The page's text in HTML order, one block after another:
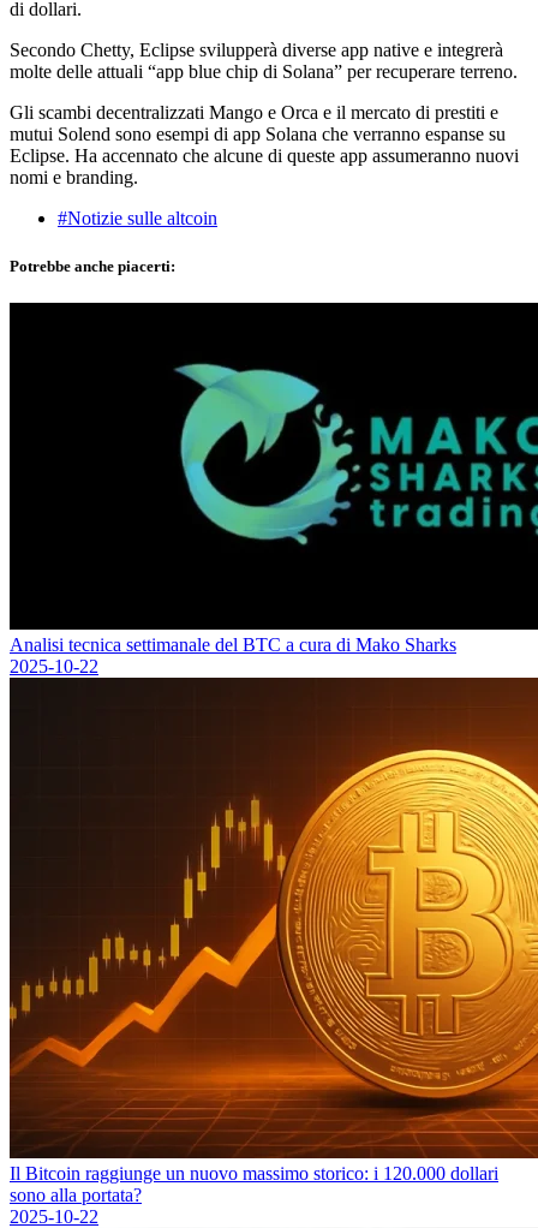
di dollari.
Secondo Chetty, Eclipse svilupperà diverse app native e integrerà
molte delle attuali “app blue chip di Solana” per recuperare terreno.
Gli scambi decentralizzati Mango e Orca e il mercato di prestiti e
mutui Solend sono esempi di app Solana che verranno espanse su
Eclipse. Ha accennato che alcune di queste app assumeranno nuovi
nomi e branding.
#Notizie sulle altcoin
Potrebbe anche piacerti:
Analisi tecnica settimanale del BTC a cura di Mako Sharks
2025-10-22
Il Bitcoin raggiunge un nuovo massimo storico: i 120.000 dollari
sono alla portata?
2025-10-22